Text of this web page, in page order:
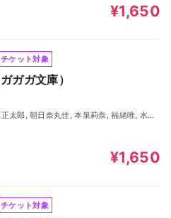
¥1,650
チケット対象
ガガ文庫）
木美佑, 奥野香耶, 阿保まりあ, 大橋海咲
¥1,650
チケット対象